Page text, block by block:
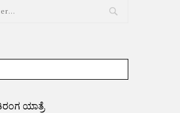
ಯಾತ್ರೆ